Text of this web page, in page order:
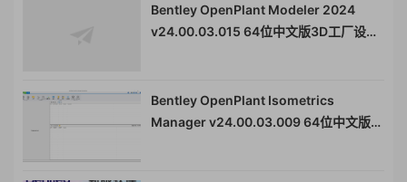
Bentley OpenPlant Modeler 2024
v24.00.03.015 64位中文版3D工厂设计
Bentley OpenPlant Isometrics
Manager v24.00.03.009 64位中文版智